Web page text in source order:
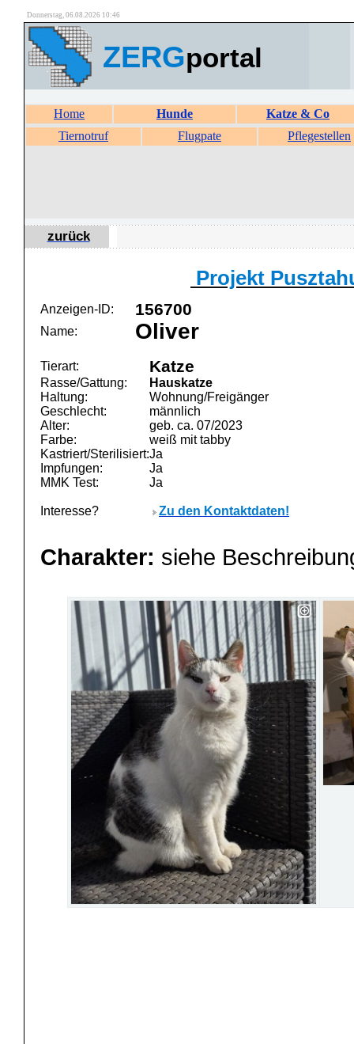
Donnerstag, 06.08.2026 10:46
ZERGportal
Home Hunde
Katze & Co
Tiernotruf
Flugpate Pflegestellen
zurück
Projekt
Anzeigen-ID: 156700
Name: Oliver
Tierart: Katze
Rasse/Gattung:
Hauskatze
Haltung:
Wohnung/Freigänger
Geschlecht:
männlich
Alter:
geb. ca. 07/2023
Farbe:
weiß mit tabby
Kastriert/Sterilisiert:Ja
Impfungen:
Ja
MMK Test:
Ja
Interesse? Zu den Kontaktdaten!
Charakter: siehe